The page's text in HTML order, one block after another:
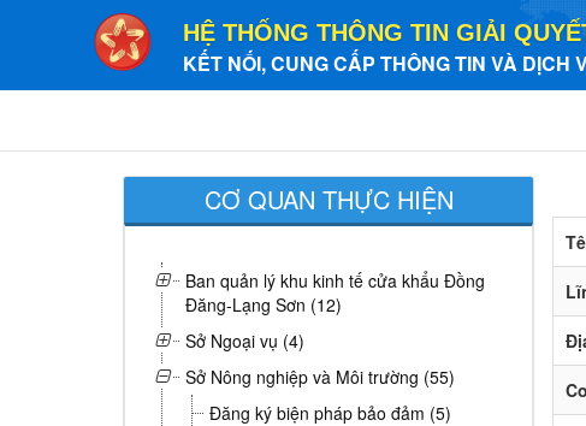
HỆ THỐNG THÔNG TIN GIẢI
KẾT NỐI, CUNG CẤP THÔNG TIN VÀ DỊCH
CƠ QUAN THỰC HIỆN
Ban quản lý khu kinh tế cửa khẩu Đồng
Đăng-Lạng Sơn (12)
Sở Ngoại vụ (4)
Sở Nông nghiệp và Môi trường (55)
Đăng ký biện pháp bảo đảm (5)